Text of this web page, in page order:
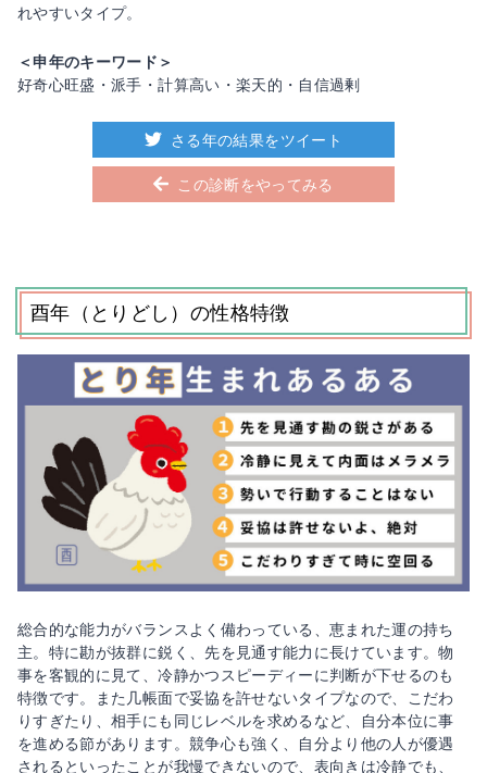
れやすいタイプ。
＜申年のキーワード＞
好奇心旺盛・派手・計算高い・楽天的・自信過剰
さる年の結果をツイート
この診断をやってみる
酉年（とりどし）の性格特徴
総合的な能力がバランスよく備わっている、恵まれた運の持ち
主。特に勘が抜群に鋭く、先を見通す能力に長けています。物
事を客観的に見て、冷静かつスピーディーに判断が下せるのも
特徴です。また几帳面で妥協を許せないタイプなので、こだわ
りすぎたり、相手にも同じレベルを求めるなど、自分本位に事
を進める節があります。競争心も強く、自分より他の人が優遇
されるといったことが我慢できないので、表向きは冷静でも、